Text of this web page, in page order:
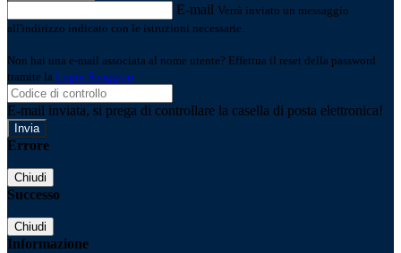
E-mail Verrà inviato un messaggio
all'indirizzo indicato con le istruzioni necessarie.
Non hai una e-mail associata al nome utente? Effettua il reset della password
tramite la Login Spaggiari
E-mail inviata, si prega di controllare la casella di posta elettronica!
Errore
Chiudi
Successo
Chiudi
Informazione